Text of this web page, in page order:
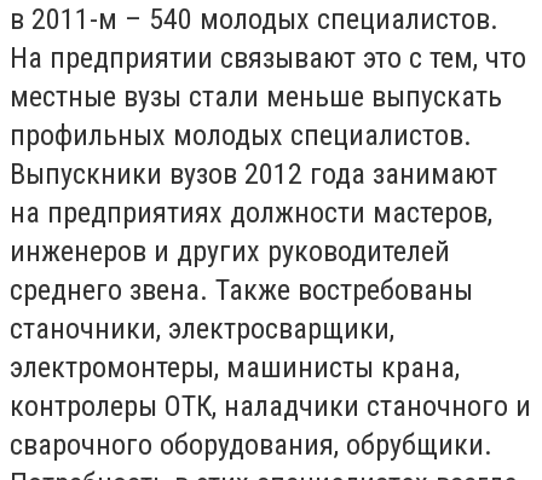
в 2011-м – 540 молодых специалистов.
На предприятии связывают это с тем, что
местные вузы стали меньше выпускать
профильных молодых специалистов.
Выпускники вузов 2012 года занимают
на предприятиях должности мастеров,
инженеров и других руководителей
среднего звена. Также востребованы
станочники, электросварщики,
электромонтеры, машинисты крана,
контролеры ОТК, наладчики станочного и
сварочного оборудования, обрубщики.